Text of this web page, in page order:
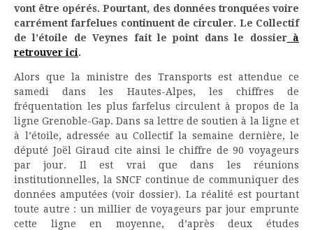
vont être opérés. Pourtant, des données tronquées voire
carrément farfelues continuent de circuler. Le Collectif
de l’étoile de Veynes fait le point dans le dossierà
retrouver ici.
Alors que la ministre des Transports est attendue ce
samedi dans les Hautes-Alpes, les chiffres de
fréquentation les plus farfelus circulent à propos de la
ligne Grenoble-Gap. Dans sa lettre de soutien à la ligne et
à l’étoile, adressée au Collectif la semaine dernière, le
député Joël Giraud cite ainsi le chiffre de 90 voyageurs
par jour. Il est vrai que dans les réunions
institutionnelles, la SNCF continue de communiquer des
données amputées (voir dossier). La réalité est pourtant
toute autre : un millier de voyageurs par jour emprunte
cette ligne en moyenne, d’après deux études